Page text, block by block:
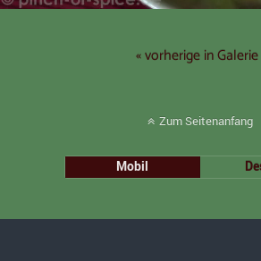
« vorherige in Galerie
Zum Seitenanfang
Mobil